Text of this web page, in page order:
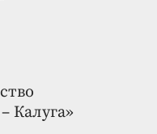
Калуга»